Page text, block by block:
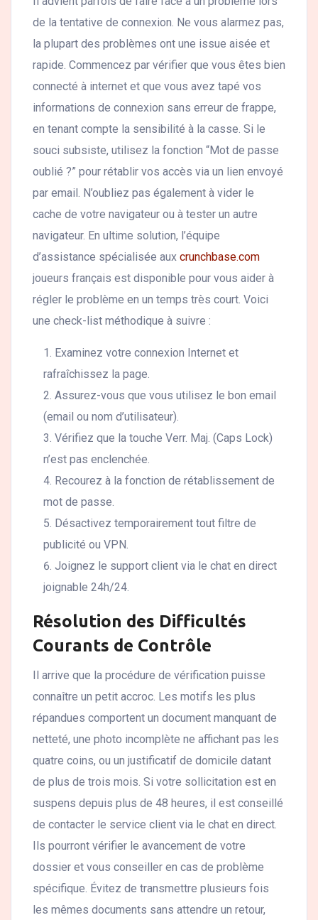
de la tentative de connexion. Ne vous alarmez pas,
la plupart des problèmes ont une issue aisée et
rapide. Commencez par vérifier que vous êtes bien
connecté à internet et que vous avez tapé vos
informations de connexion sans erreur de frappe,
en tenant compte la sensibilité à la casse. Si le
souci subsiste, utilisez la fonction “Mot de passe
oublié ?” pour rétablir vos accès via un lien envoyé
par email. N’oubliez pas également à vider le
cache de votre navigateur ou à tester un autre
navigateur. En ultime solution, l’équipe
d’assistance spécialisée aux crunchbase.com
joueurs français est disponible pour vous aider à
régler le problème en un temps très court. Voici
une check-list méthodique à suivre :
Examinez votre connexion Internet et
rafraîchissez la page.
Assurez-vous que vous utilisez le bon email
(email ou nom d’utilisateur).
Vérifiez que la touche Verr. Maj. (Caps Lock)
n’est pas enclenchée.
Recourez à la fonction de rétablissement de
mot de passe.
Désactivez temporairement tout filtre de
publicité ou VPN.
Joignez le support client via le chat en direct
joignable 24h/24.
Résolution des Difficultés
Courants de Contrôle
Il arrive que la procédure de vérification puisse
connaître un petit accroc. Les motifs les plus
répandues comportent un document manquant de
netteté, une photo incomplète ne affichant pas les
quatre coins, ou un justificatif de domicile datant
de plus de trois mois. Si votre sollicitation est en
suspens depuis plus de 48 heures, il est conseillé
de contacter le service client via le chat en direct.
Ils pourront vérifier le avancement de votre
dossier et vous conseiller en cas de problème
spécifique. Évitez de transmettre plusieurs fois
les mêmes documents sans attendre un retour,